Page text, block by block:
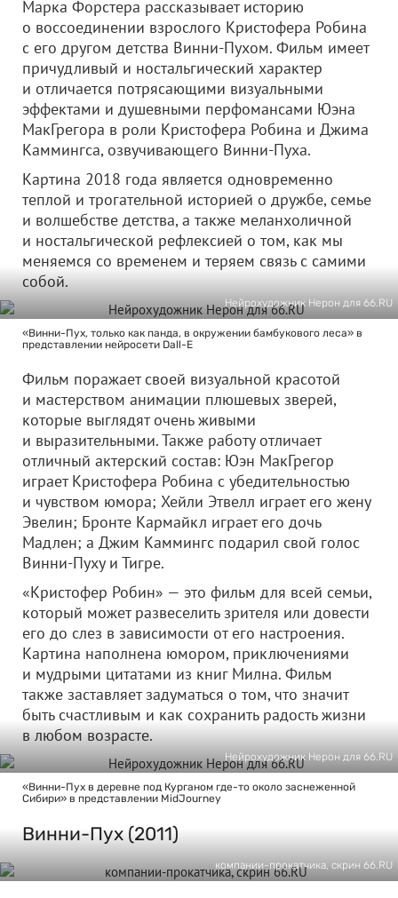
Марка Форстера рассказывает историю
о воссоединении взрослого Кристофера Робина
с его другом детства Винни-Пухом. Фильм имеет
причудливый и ностальгический характер
и отличается потрясающими визуальными
эффектами и душевными перфомансами Юэна
МакГрегора в роли Кристофера Робина и Джима
Каммингса, озвучивающего Винни-Пуха.
Картина 2018 года является одновременно
теплой и трогательной историей о дружбе, семье
и волшебстве детства, а также меланхоличной
и ностальгической рефлексией о том, как мы
меняемся со временем и теряем связь с самими
собой.
Нейрохудожник Нерон для 66.RU
«Винни-Пух, только как панда, в окружении бамбукового леса» в
представлении нейросети Dall-E
Фильм поражает своей визуальной красотой
и мастерством анимации плюшевых зверей,
которые выглядят очень живыми
и выразительными. Также работу отличает
отличный актерский состав: Юэн МакГрегор
играет Кристофера Робина с убедительностью
и чувством юмора; Хейли Этвелл играет его жену
Эвелин; Бронте Кармайкл играет его дочь
Мадлен; а Джим Каммингс подарил свой голос
Винни-Пуху и Тигре.
«Кристофер Робин» — это фильм для всей семьи,
который может развеселить зрителя или довести
его до слез в зависимости от его настроения.
Картина наполнена юмором, приключениями
и мудрыми цитатами из книг Милна. Фильм
также заставляет задуматься о том, что значит
быть счастливым и как сохранить радость жизни
в любом возрасте.
Нейрохудожник Нерон для 66.RU
«Винни-Пух в деревне под Курганом где-то около заснеженной
Сибири» в представлении MidJourney
Винни-Пух (2011)
компании-прокатчика, скрин 66.RU